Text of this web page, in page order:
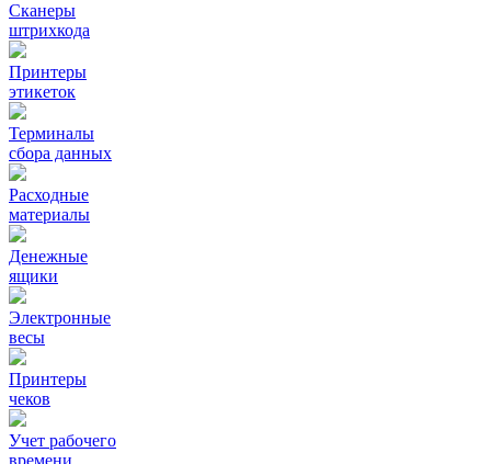
Сканеры
штрихкода
Принтеры
этикеток
Терминалы
сбора данных
Расходные
материалы
Денежные
ящики
Электронные
весы
Принтеры
чеков
Учет рабочего
времени